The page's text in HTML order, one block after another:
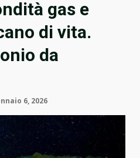
gas e
di vita.
da
6, 2026